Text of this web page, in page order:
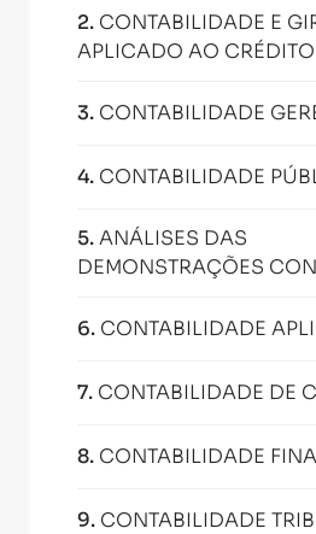
2. CONTABILIDADE E
APLICADO AO CRÉDITO
3. CONTABILIDADE
4. CONTABILIDADE
5.ANÁLISES DAS
DEMONSTRAÇÕES
6. CONTABILIDADE
7. CONTABILIDADE DE
8. CONTABILIDADE
9. CONTABILIDADE